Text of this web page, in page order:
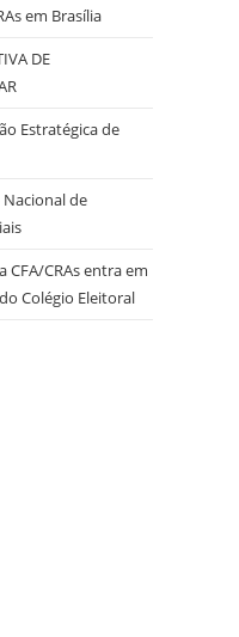
em Brasília
DE
Estratégica de
de
CFA/CRAs entra em
Colégio Eleitoral